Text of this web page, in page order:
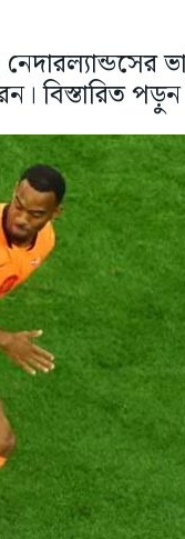
বিস্তারিত